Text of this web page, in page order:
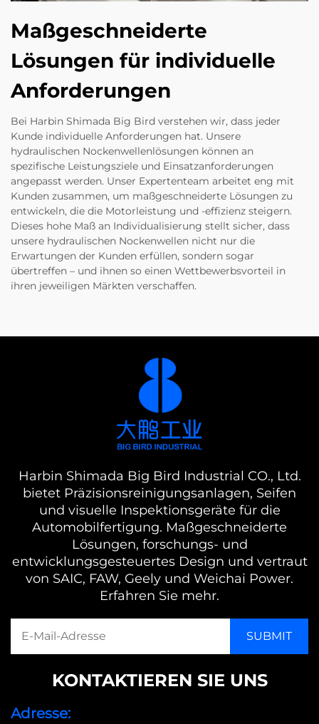
Maßgeschneiderte
Lösungen für individuelle
Anforderungen
Bei Harbin Shimada Big Bird verstehen wir, dass jeder
Kunde individuelle Anforderungen hat. Unsere
hydraulischen Nockenwellenlösungen können an
spezifische Leistungsziele und Einsatzanforderungen
angepasst werden. Unser Expertenteam arbeitet eng mit
Kunden zusammen, um maßgeschneiderte Lösungen zu
entwickeln, die die Motorleistung und -effizienz steigern.
Dieses hohe Maß an Individualisierung stellt sicher, dass
unsere hydraulischen Nockenwellen nicht nur die
Erwartungen der Kunden erfüllen, sondern sogar
übertreffen – und ihnen so einen Wettbewerbsvorteil in
ihren jeweiligen Märkten verschaffen.
Harbin Shimada Big Bird Industrial CO., Ltd.
bietet Präzisionsreinigungsanlagen, Seifen
und visuelle Inspektionsgeräte für die
Automobilfertigung. Maßgeschneiderte
Lösungen, forschungs- und
entwicklungsgesteuertes Design und vertraut
von SAIC, FAW, Geely und Weichai Power.
Erfahren Sie mehr.
KONTAKTIEREN SIE UNS
Adresse: